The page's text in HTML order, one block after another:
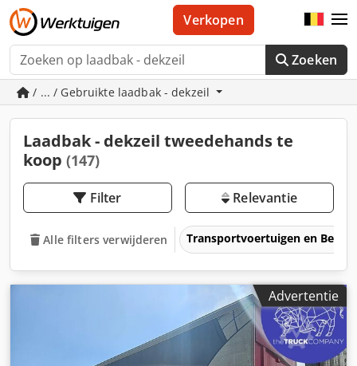
Zoeken
Verkopen
/ ... / Gebruikte laadbak - dekzeil
Laadbak - dekzeil tweedehands te
koop (147)
Filter Relevantie
Alle filters verwijderen Transportvoertuigen en
Advertentie